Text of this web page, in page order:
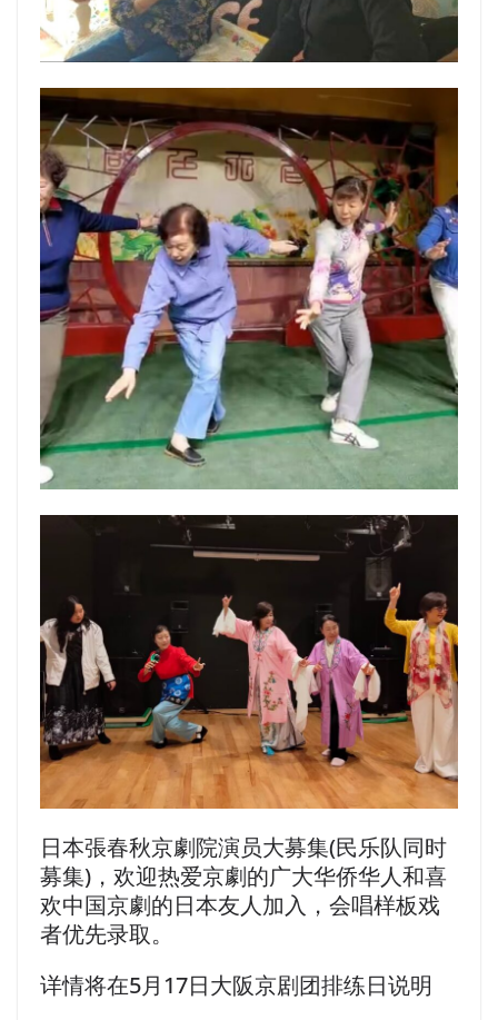
日本張春秋京劇院演员大募集(民乐队同时
募集)，欢迎热爱京劇的广大华侨华人和喜
欢中国京劇的日本友人加入，会唱样板戏
者优先录取。
详情将在5月17日大阪京剧团排练日说明